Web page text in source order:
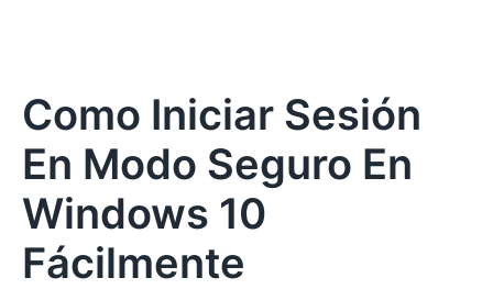
Como Iniciar Sesión
En Modo Seguro En
Windows 10
Fácilmente